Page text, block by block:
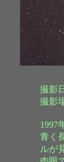
撮影
撮
1997
青く
ルが